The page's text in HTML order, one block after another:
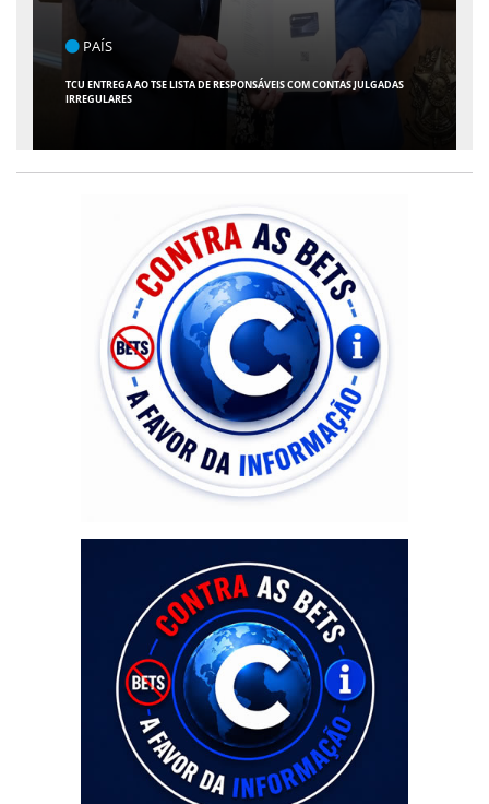
ENTRETENIMENTO
ARACAJU RECEBE ESPETÁCULO INFANTIL "SPIDEY E SEUS AMIGOS" COM
AVENTURA AO VIVO NO TEATRO ATHENEU